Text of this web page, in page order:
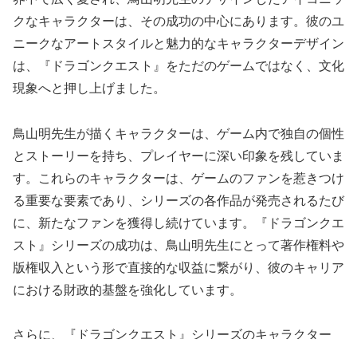
クなキャラクターは、その成功の中心にあります。彼のユ
ニークなアートスタイルと魅力的なキャラクターデザイン
は、『ドラゴンクエスト』をただのゲームではなく、文化
現象へと押し上げました。
鳥山明先生が描くキャラクターは、ゲーム内で独自の個性
とストーリーを持ち、プレイヤーに深い印象を残していま
す。これらのキャラクターは、ゲームのファンを惹きつけ
る重要な要素であり、シリーズの各作品が発売されるたび
に、新たなファンを獲得し続けています。『ドラゴンクエ
スト』シリーズの成功は、鳥山明先生にとって著作権料や
版権収入という形で直接的な収益に繋がり、彼のキャリア
における財政的基盤を強化しています。
さらに、『ドラゴンクエスト』シリーズのキャラクター